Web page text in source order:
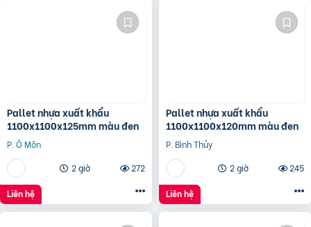
Pallet nhựa xuất khẩu
1100x1100x125mm màu đen
P. Ô Môn
2 giờ
272
Liên hệ
Pallet nhựa xuất khẩu
1100x1100x120mm màu đen
P. Bình Thủy
2 giờ
245
Liên hệ